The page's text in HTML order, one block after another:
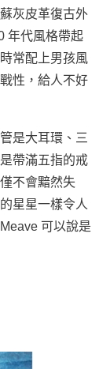
灰皮革復古外
年代風格帶起
常配上男孩風
性，給人不好
是大耳環、三
帶滿五指的戒
不會黯然失
星星一樣令人
可以說是